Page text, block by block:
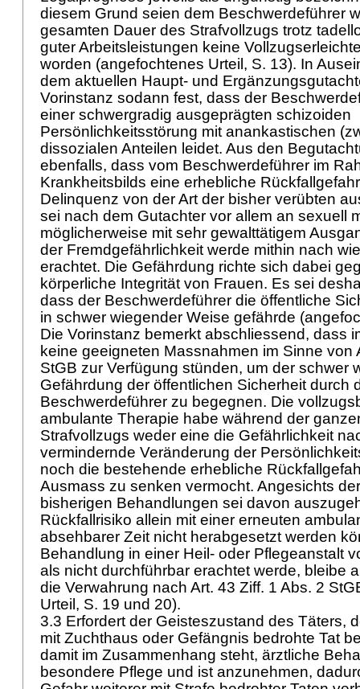
diesem Grund seien dem Beschwerdeführer
gesamten Dauer des Strafvollzugs trotz
guter Arbeitsleistungen keine
worden (angefochtenes Urteil, S. 13). In
dem aktuellen Haupt- und
Vorinstanz sodann fest, dass der
einer schwergradig ausgeprägten schizoiden
Persönlichkeitsstörung mit anankastischen
dissozialen Anteilen leidet. Aus den
ebenfalls, dass vom Beschwerdeführer im
Krankheitsbilds eine erhebliche
Delinquenz von der Art der bisher verübten
sei nach dem Gutachter vor allem an sexuell
möglicherweise mit sehr gewalttätigem
der Fremdgefährlichkeit werde mithin nach
erachtet. Die Gefährdung richte sich dabei
körperliche Integrität von Frauen. Es sei
dass der Beschwerdeführer die öffentliche
in schwer wiegender Weise gefährde
Die Vorinstanz bemerkt abschliessend, dass
keine geeigneten Massnahmen im Sinne von
StGB zur Verfügung stünden, um der schwer
Gefährdung der öffentlichen Sicherheit durch
Beschwerdeführer zu begegnen. Die
ambulante Therapie habe während der
Strafvollzugs weder eine die Gefährlichkeit
vermindernde Veränderung der
noch die bestehende erhebliche
Ausmass zu senken vermocht. Angesichts
bisherigen Behandlungen sei davon
Rückfallrisiko allein mit einer erneuten
absehbarer Zeit nicht herabgesetzt werden
Behandlung in einer Heil- oder Pflegeanstalt
als nicht durchführbar erachtet werde, bleibe
die Verwahrung nach Art. 43 Ziff. 1 Abs. 2
Urteil, S. 19 und 20).
3.3 Erfordert der Geisteszustand des Täters,
mit Zuchthaus oder Gefängnis bedrohte Tat
damit im Zusammenhang steht, ärztliche
besondere Pflege und ist anzunehmen,